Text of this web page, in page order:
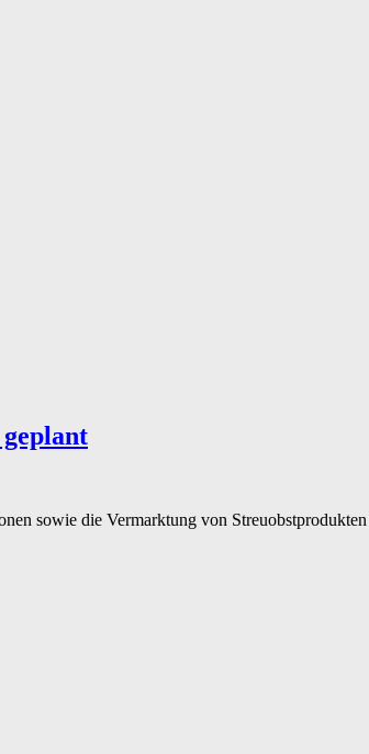
sowie die Vermarktung von